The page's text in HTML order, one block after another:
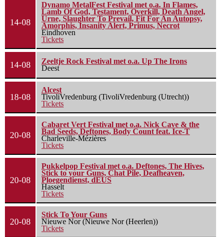
14-08
Dynamo MetalFest Festival met o.a. In Flames,
Lamb Of God, Testament, Overkill, Death Angel,
Urne, Slaughter To Prevail, Fit For An Autopsy,
Amorphis, Insanity Alert, Primus, Necrot
Eindhoven
Tickets
14-08
Zeeltje Rock Festival met o.a. Up The Irons
Deest
18-08
Alcest
TivoliVredenburg (TivoliVredenburg (Utrecht))
Tickets
20-08
Cabaret Vert Festival met o.a. Nick Cave & the
Bad Seeds, Deftones, Body Count feat. Ice-T
Charleville-Mézières
Tickets
20-08
Pukkelpop Festival met o.a. Deftones, The Hives,
Stick to your Guns, Chat Pile, Deafheaven,
Ploegendienst, dEUS
Hasselt
Tickets
20-08
Stick To Your Guns
Nieuwe Nor (Nieuwe Nor (Heerlen))
Tickets